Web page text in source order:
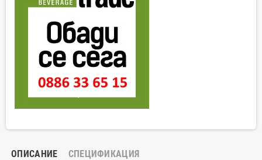
ОПИСАНИЕ СПЕЦИФИКАЦИЯ